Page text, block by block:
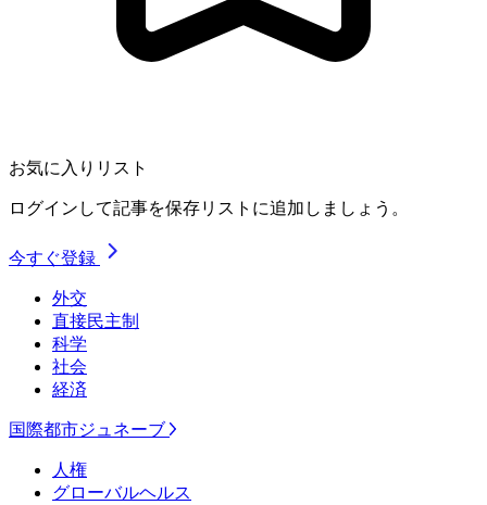
お気に入りリスト
ログインして記事を保存リストに追加しましょう。
今すぐ登録
外交
直接民主制
科学
社会
経済
国際都市ジュネーブ
人権
グローバルヘルス